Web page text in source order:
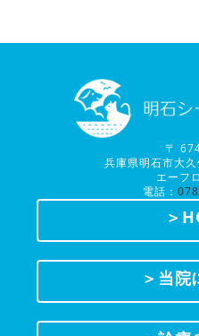
〒
兵庫県明石市大
エーフ
電話：
＞
＞当院